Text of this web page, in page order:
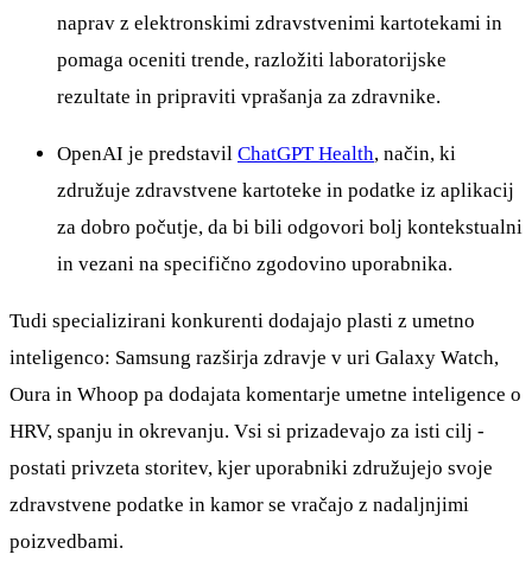
naprav z elektronskimi zdravstvenimi kartotekami in
pomaga oceniti trende, razložiti laboratorijske
rezultate in pripraviti vprašanja za zdravnike.
OpenAI je predstavil ChatGPT Health, način, ki
združuje zdravstvene kartoteke in podatke iz aplikacij
za dobro počutje, da bi bili odgovori bolj kontekstualni
in vezani na specifično zgodovino uporabnika.
Tudi specializirani konkurenti dodajajo plasti z umetno
inteligenco: Samsung razširja zdravje v uri Galaxy Watch,
Oura in Whoop pa dodajata komentarje umetne inteligence o
HRV, spanju in okrevanju. Vsi si prizadevajo za isti cilj -
postati privzeta storitev, kjer uporabniki združujejo svoje
zdravstvene podatke in kamor se vračajo z nadaljnjimi
poizvedbami.